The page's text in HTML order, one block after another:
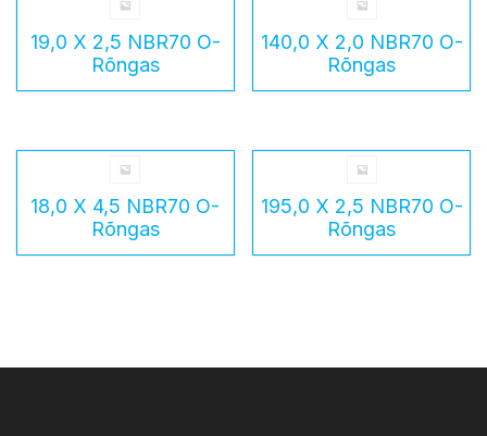
19,0 X 2,5 NBR70 O-
Rõngas
140,0 X 2,0 NBR70 O-
Rõngas
18,0 X 4,5 NBR70 O-
Rõngas
195,0 X 2,5 NBR70 O-
Rõngas